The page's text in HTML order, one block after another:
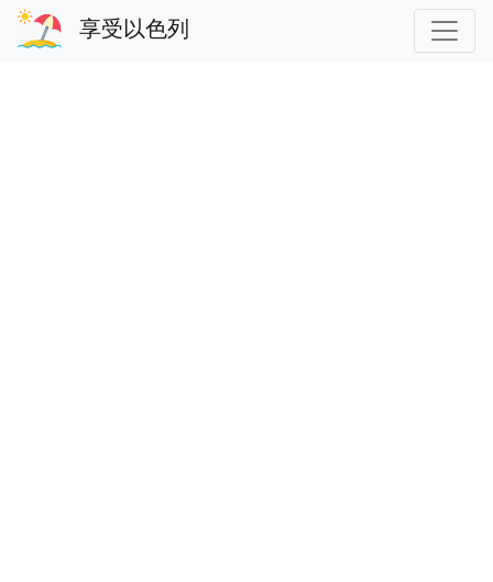
享受以色列